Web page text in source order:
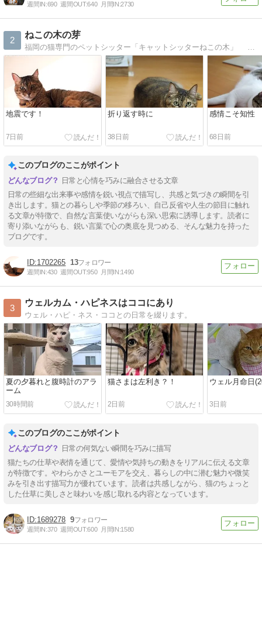
週間IN:690 週間OUT:640 月間IN:2730
2
ねこの木の芽
福岡の猫専門のペットシッター「キャットシッターねこの木」 シッターの暮らしと、猫と、思うこと。
地震です！
7日前
折り返す時に
38日前
感情こそ知性
68日前
このブログのここがポイント
日常と心情を巧みに融合させる文章
日常の些細な出来事や感情を鋭い視点で描写し、共感と気づきの瞬間を引
き出します。猫との暮らしや季節の移ろい、自己反省や人生の節目に触れ
る文章が特徴で、自然な言葉使いながらも深い思索に誘導します。読者に
寄り添いながらも、鋭い言葉で心の奥底を見つめる、そんな魅力を持った
ブログです。
1702265 13
週間IN:430 週間OUT:950 月間IN:1490
3
ウェルカム・ハピネスはココにあり
ウェル・ハピ・ネス・ココとの日常を綴ります。
夏の夕暮れと腹時計のアラ
ーム
30時間前
猫さまは左利き？！
2日前
ウェル月命日
3日前
このブログのここがポイント
日常の何気ない瞬間を巧みに描写
猫たちの仕草や表情を通じて、愛情や気持ちの動きをリアルに伝える文章
が特徴です。やわらかさとユーモアを交え、暮らしの中に潜む魅力や微笑
みを引き出す描写力が優れています。読者は共感しながら、猫のちょっと
した仕草に美しさと味わいを感じ取れる内容となっています。
1689278 9
週間IN:370 週間OUT:600 月間IN:1580